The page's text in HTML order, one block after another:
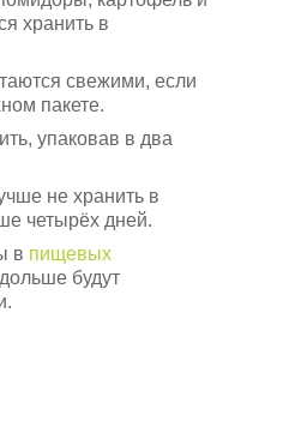
хранить в
свежими, если
пакете.
упаковав в два
не хранить в
четырёх дней.
в пищевых
будут